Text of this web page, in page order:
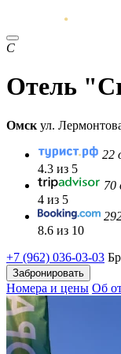
C
Отель
Омск ул.
22
4.3 из 5
70
4 из 5
8.6 из 10
+7 (962) 036-03-03
Забронировать
Номера и цены Об